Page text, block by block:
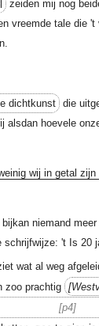
zeiden mij nog
vreemde tale die
dichtkunst die
alsdan hoevele
wij in getal
niemand
schrijfwijze: 't Is 20
wat al weg
zoo prachtig
p4